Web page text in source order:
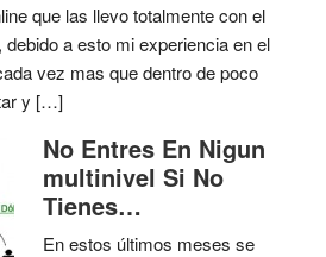
que las llevo totalmente con el
a esto mi experiencia en el
vez mas que dentro de poco
y […]
No Entres En Nigun
multinivel Si No
Tienes…
En estos últimos meses se